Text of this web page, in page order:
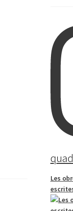
Les